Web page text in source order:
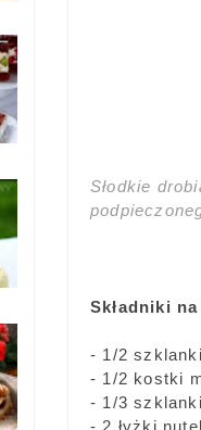
Słodkie
Składniki
- 1/2
- 1/2 kostki
- 1/3